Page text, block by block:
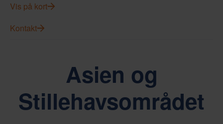
Vis på kort
Kontakt
Asien og
Stillehavsområdet